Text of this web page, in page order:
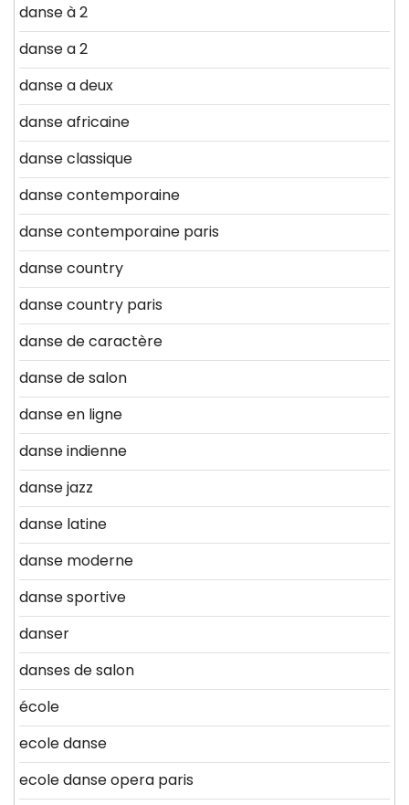
danse à 2
danse a 2
danse a deux
danse africaine
danse classique
danse contemporaine
danse contemporaine paris
danse country
danse country paris
danse de caractère
danse de salon
danse en ligne
danse indienne
danse jazz
danse latine
danse moderne
danse sportive
danser
danses de salon
école
ecole danse
ecole danse opera paris